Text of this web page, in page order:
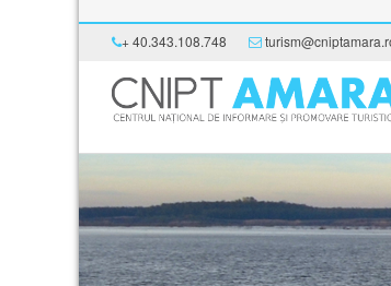
+ 40.343.108.748
Acasă